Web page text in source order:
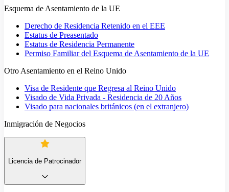
Esquema de Asentamiento de la UE
Derecho de Residencia Retenido en el EEE
Estatus de Preasentado
Estatus de Residencia Permanente
Permiso Familiar del Esquema de Asentamiento de la UE
Otro Asentamiento en el Reino Unido
Visa de Residente que Regresa al Reino Unido
Visado de Vida Privada - Residencia de 20 Años
Visado para nacionales británicos (en el extranjero)
Inmigración de Negocios
Licencia de Patrocinador